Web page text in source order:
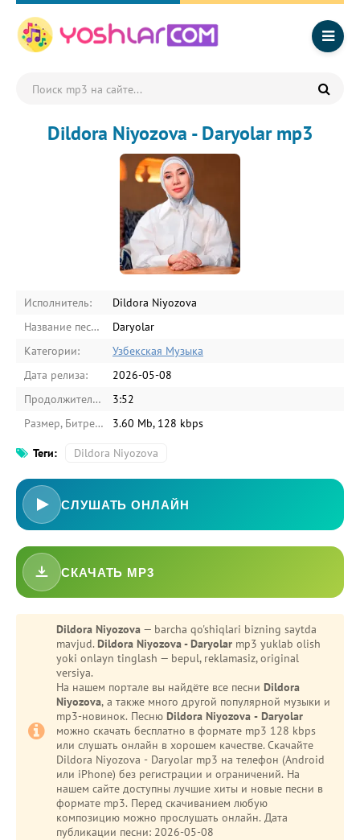
Dildora Niyozova - Daryolar mp3
Исполнитель:
Dildora Niyozova
Название песни:
Daryolar
Категории:
Узбекская Музыка
Дата релиза:
2026-05-08
Продолжительность:
3:52
Размер, Битрейт:
3.60 Mb, 128 kbps
Теги: Dildora Niyozova
СЛУШАТЬ ОНЛАЙН
СКАЧАТЬ MP3
Dildora Niyozova — barcha qo'shiqlari bizning saytda
mavjud. Dildora Niyozova - Daryolar mp3 yuklab olish
yoki onlayn tinglash — bepul, reklamasiz, original
versiya.
На нашем портале вы найдёте все песни Dildora
Niyozova, а также много другой популярной музыки и
mp3-новинок. Песню Dildora Niyozova - Daryolar
можно скачать бесплатно в формате mp3 128 kbps
или слушать онлайн в хорошем качестве. Скачайте
Dildora Niyozova - Daryolar mp3 на телефон (Android
или iPhone) без регистрации и ограничений. На
нашем сайте доступны лучшие хиты и новые песни в
формате mp3. Перед скачиванием любую
композицию можно прослушать онлайн. Дата
публикации песни: 2026-05-08
Bezori
Oshiq edim